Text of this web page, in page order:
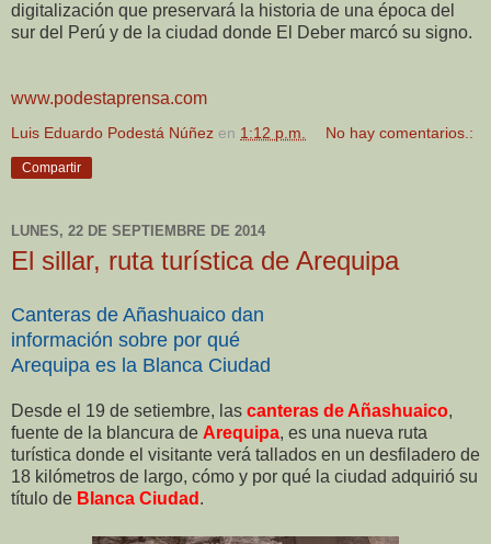
digitalización que preservará la historia de una época del
sur del Perú y de la ciudad donde El Deber marcó su signo.
www.podestaprensa.com
Luis Eduardo Podestá Núñez en 1:12 p.m. No hay comentarios.:
Compartir
LUNES, 22 DE SEPTIEMBRE DE 2014
El sillar, ruta turística de Arequipa
Canteras de Añashuaico dan
información sobre por qué
Arequipa es la Blanca Ciudad
Desde el 19 de setiembre, las canteras de Añashuaico,
fuente de la blancura de Arequipa, es una nueva ruta
turística donde el visitante verá tallados en un desfiladero de
18 kilómetros de largo, cómo y por qué la ciudad adquirió su
título de Blanca Ciudad .